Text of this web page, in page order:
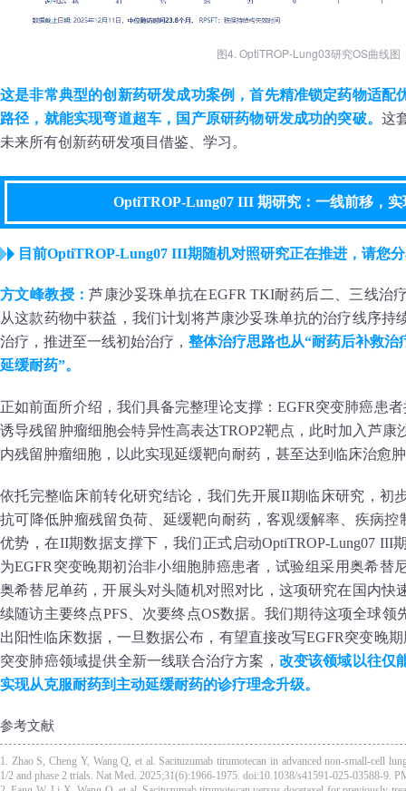
图4. OptiTROP-Lung03研究OS曲线图
这是非常典型的创新药研发成功案例，首先精准锁定药物适配
路径，就能实现弯道超车，国产原研药物研发成功的突破。这
未来所有创新药研发项目借鉴、学习。
OptiTROP-Lung07 III 期研究：一线前移，实
目前OptiTROP-Lung07 III期随机对照研究正在推进，请您
方文峰教授：芦康沙妥珠单抗在EGFR TKI耐药后二、三线治
从这款药物中获益，我们计划将芦康沙妥珠单抗的治疗线序持
治疗，推进至一线初始治疗， 整体治疗思路也从“耐药后补救治
延缓耐药”。
正如前面所介绍，我们具备完整理论支撑：EGFR突变肺癌患
诱导残留肿瘤细胞会特异性高表达TROP2靶点，此时加入芦康
内残留肿瘤细胞，以此实现延缓靶向耐药，甚至达到临床治愈
依托完整临床前转化研究结论，我们先开展II期临床研究，初
抗可降低肿瘤残留负荷、延缓靶向耐药，客观缓解率、疾病控
优势，在II期数据支撑下，我们正式启动OptiTROP-Lung07 III
为EGFR突变晚期初治非小细胞肺癌患者，试验组采用奥希替
奥希替尼单药，开展头对头随机对照对比，这项研究在国内快
续随访主要终点PFS、次要终点OS数据。我们期待这项全球
出阳性临床数据，一旦数据公布，有望直接改写EGFR突变晚
突变肺癌领域提供全新一线联合治疗方案， 改变该领域以往仅
实现从克服耐药到主动延缓耐药的诊疗理念升级。
参考文献
1. Zhao S, Cheng Y, Wang Q, et al. Sacituzumab tirumotecan in advanced non-small-cell
1/2 and phase 2 trials. Nat Med. 2025;31(6):1966-1975. doi:10.1038/s41591-025-03588-9.